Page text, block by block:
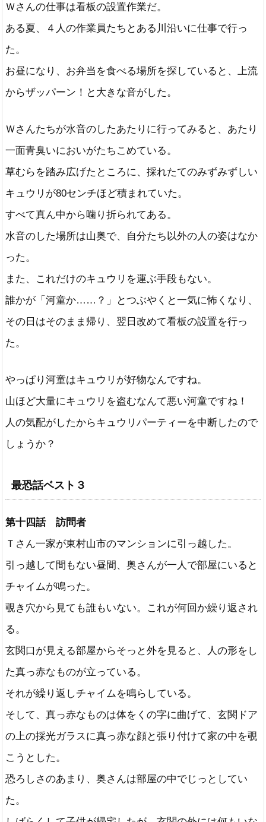
Ｗさんの仕事は看板の設置作業だ。
ある夏、４人の作業員たちとある川沿いに仕事で行っ
た。
お昼になり、お弁当を食べる場所を探していると、上流
からザッパーン！と大きな音がした。
Ｗさんたちが水音のしたあたりに行ってみると、あたり
一面青臭いにおいがたちこめている。
草むらを踏み広げたところに、採れたてのみずみずしい
キュウリが80センチほど積まれていた。
すべて真ん中から噛り折られてある。
水音のした場所は山奥で、自分たち以外の人の姿はなか
った。
また、これだけのキュウリを運ぶ手段もない。
誰かが「河童か……？」とつぶやくと一気に怖くなり、
その日はそのまま帰り、翌日改めて看板の設置を行っ
た。
やっぱり河童はキュウリが好物なんですね。
山ほど大量にキュウリを盗むなんて悪い河童ですね！
人の気配がしたからキュウリパーティーを中断したので
しょうか？
最恐話ベスト３
第十四話 訪問者
Ｔさん一家が東村山市のマンションに引っ越した。
引っ越して間もない昼間、奥さんが一人で部屋にいると
チャイムが鳴った。
覗き穴から見ても誰もいない。これが何回か繰り返され
る。
玄関口が見える部屋からそっと外を見ると、人の形をし
た真っ赤なものが立っている。
それが繰り返しチャイムを鳴らしている。
そして、真っ赤なものは体をくの字に曲げて、玄関ドア
の上の採光ガラスに真っ赤な顔と張り付けて家の中を覗
こうとした。
恐ろしさのあまり、奥さんは部屋の中でじっとしてい
た。